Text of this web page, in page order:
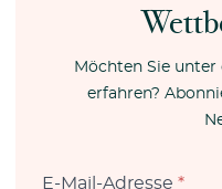
Möchten Sie unter
erfahren?
E-Mail-Adresse *